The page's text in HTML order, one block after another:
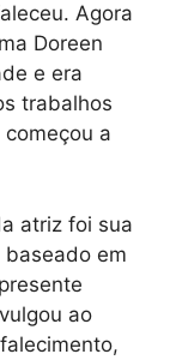
Agora
Doreen
e era
trabalhos
a
atriz foi sua
em
ao